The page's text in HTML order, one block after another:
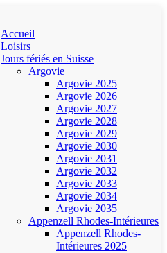
Accueil
Loisirs
Jours fériés en Suisse
Argovie
Argovie 2025
Argovie 2026
Argovie 2027
Argovie 2028
Argovie 2029
Argovie 2030
Argovie 2031
Argovie 2032
Argovie 2033
Argovie 2034
Argovie 2035
Appenzell Rhodes-Intérieures
Appenzell Rhodes-
Intérieures 2025